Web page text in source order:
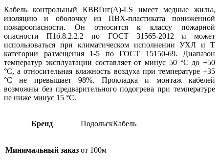
Кабель контрольный КВВГнг(А)-LS имеет медные жилы,
изоляцию и оболочку из ПВХ-пластиката пониженной
пожароопасности. Он относится к классу пожарной
опасности П1б.8.2.2.2 по ГОСТ 31565-2012 и может
использоваться при климатическом исполнении УХЛ и Т
категории размещения 1-5 по ГОСТ 15150-69. Диапазон
температур эксплуатации составляет от минус 50 °С до +50
°С, а относительная влажность воздуха при температуре +35
°С не превышает 98%. Прокладка и монтаж кабелей
возможны без предварительного подогрева при температуре
не ниже минус 15 °С.
Бренд ПодольскКабель
Минимальный заказ от 100м